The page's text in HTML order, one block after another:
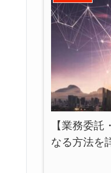
【業務委
なる方法を